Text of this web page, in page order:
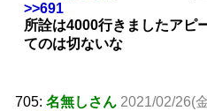
>>691
所詮は4000行きましたアピ
てのは切ないな
705: 名無しさん 2021/02/26(